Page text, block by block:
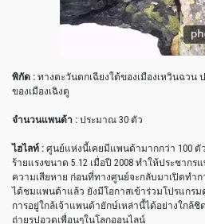
พิกัด : ทางตะวันตกเฉียงใต้ของเมืองเหวินฉวน
ของเมืองเฉิงตู
จำนวนแพนด้า : ประมาณ 30 ตัว
ไฮไลท์ : ศูนย์แห่งนี้เคยมีแพนด้ามากกว่า 100 ตั
ร้ายแรงขนาด 5.12 เมื่อปี 2008 ทำให้ประชาก
ความเสียหาย ก่อนที่ทางศูนย์จะกลับมาเปิดทำก
ได้ชมแพนด้าแล้ว ยังมีโอกาสเข้าร่วมโปรแกร
การอยู่ใกล้เจ้าแพนด้ายักษ์เหล่านี้ได้อย่างใกล้
ถ่ายรูปอวดเพื่อนๆในโลกออนไลน์